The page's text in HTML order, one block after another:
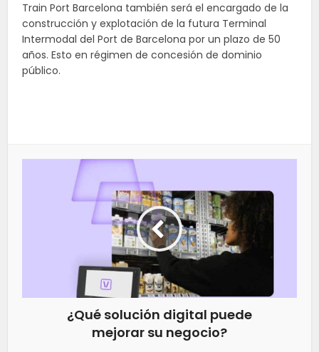
Train Port Barcelona también será el encargado de la
construcción y explotación de la futura Terminal
Intermodal del Port de Barcelona por un plazo de 50
años. Esto en régimen de concesión de dominio
público.
¿Qué solución digital puede
mejorar su negocio?